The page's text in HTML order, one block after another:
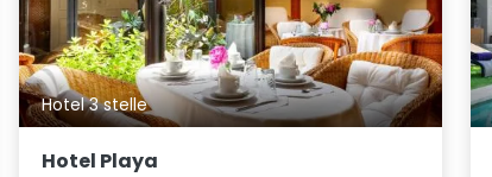
Hotel 3 stelle
Hotel Playa